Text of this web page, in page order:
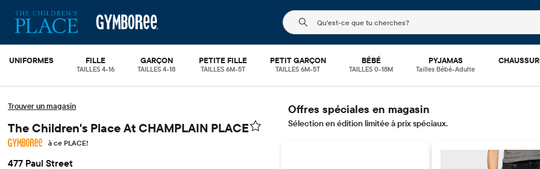
Le champ de recherche ci-dessous filtre les
UNIFORMES FILLE
TAILLES 4-16
GARÇON
TAILLES 4-18
PETITE FILLE
TAILLES 6M-5T
PETIT GARÇON
TAILLES 6M-5T
BÉBÉ
TAILLES 0-18M
PYJAMAS
Tailles Bébé-Adulte
Trouver un magasin
The Children's Place At CHAMPLAIN PLACE
à ce PLACE!
477 Paul Street
Offres spéciales en magasin
Sélection en édition limitée à prix spéciaux.